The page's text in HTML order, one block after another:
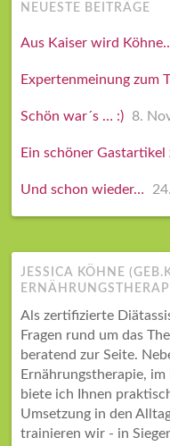
NEUESTE BEITRÄGE
Aus Kaiser wird
Expertenmeinung zum
Schön war´s … :) 8.
Ein schöner Gastartikel
Und schon wieder…
JESSICA KÖHNE
Als zertifizierte
Fragen rund um das
beratend zur Seite.
Ernährungstherapie,
biete ich Ihnen
Umsetzung in den
trainieren wir - in